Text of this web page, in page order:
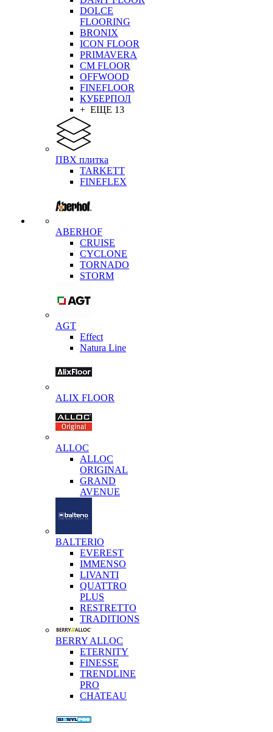
DOLCE
FLOORING
BRONIX
ICON FLOOR
PRIMAVERA
CM FLOOR
OFFWOOD
FINEFLOOR
КУБЕРПОЛ
+ ЕЩЕ 13
ПВХ плитка
TARKETT
FINEFLEX
ABERHOF
CRUISE
CYCLONE
TORNADO
STORM
AGT
Effect
Natura Line
ALIX FLOOR
ALLOC
ALLOC
ORIGINAL
GRAND
AVENUE
BALTERIO
EVEREST
IMMENSO
LIVANTI
QUATTRO
PLUS
RESTRETTO
TRADITIONS
BERRY ALLOC
ETERNITY
FINESSE
TRENDLINE
PRO
CHATEAU